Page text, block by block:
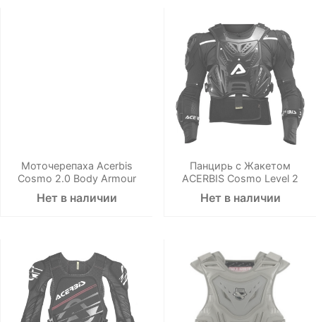
Моточерепаха Acerbis
Cosmo 2.0 Body Armour
Нет в наличии
Панцирь с Жакетом
ACERBIS Cosmo Level 2
Нет в наличии